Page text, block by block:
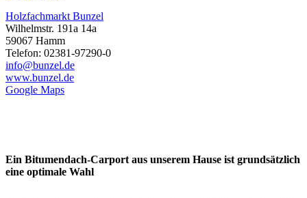
Holzfachmarkt Bunzel
Wilhelmstr. 191a 14a
59067 Hamm
Telefon: 02381-97290-0
info@bunzel.de
www.bunzel.de
Google Maps
Ein Bitumendach-Carport aus unserem Hause ist grundsätzlich
eine optimale Wahl